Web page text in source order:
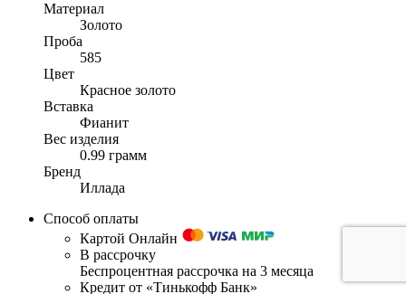
Материал
Золото
Проба
585
Цвет
Красное золото
Вставка
Фианит
Вес изделия
0.99 грамм
Бренд
Иллада
Способ оплаты
Картой Онлайн
В рассрочку
Беспроцентная рассрочка на 3 месяца
Кредит от «Тинькофф Банк»